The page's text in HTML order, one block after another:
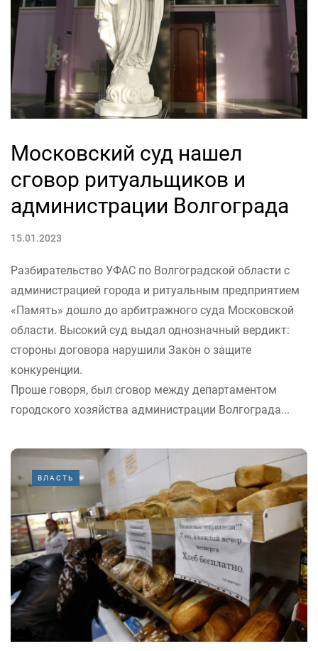
Московский суд нашел
сговор ритуальщиков и
администрации Волгограда
15.01.2023
Разбирательство УФАС по Волгоградской области с
администрацией города и ритуальным предприятием
«Память» дошло до арбитражного суда Московской
области. Высокий суд выдал однозначный вердикт:
стороны договора нарушили Закон о защите
конкуренции.
Проше говоря, был сговор между департаментом
городского хозяйства администрации Волгограда...
ВЛАСТЬ